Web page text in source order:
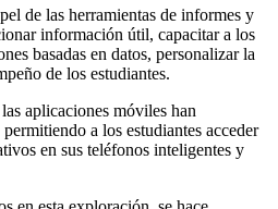
de las herramientas de informes y
información útil, capacitar a los
basadas en datos, personalizar la
de los estudiantes.
aplicaciones móviles han
a los estudiantes acceder
en sus teléfonos inteligentes y